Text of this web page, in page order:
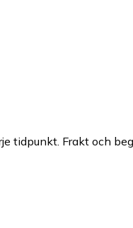
tidpunkt. Frakt och